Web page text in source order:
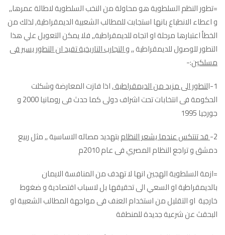
=تطور النظم السلطوية هو محاولة من النخب السلطوية لاطالة عمرها,,
و اعطاء الانطباع بانها استجابت للمطالب الشعبية الديمقراطية, لذلك من
الخطأ اعتبارها مرحلة او اتجاه للديمقراطية,, فلا يمكن التعويل علي هذا
التطور للوصول للديمقراطية ,,و التجارب التاريخية تفيد ان التطور يسير فى
مسلكين:-
1-ا لتطور الى مزيد من الديمقراطية, اذا فازت المعارضة وشكلت
الحكومة فى انتخابات تحت اشراف دولى كما حدث فى رومانيا 2000 و
جورجيا 1995
2- قد تنتكس عندما يشعر النظامبتهديد مصاله الاساسية ,, مثل ربيع
دمشق و تراجع النظام المصري فى عام 2010م
=ازمة السلطوية الهجين انها لا تهدف من المنافسة الايمان
بالديمقراطية او السعي الى تحقيقها بل لاسباب اقتصادية و ضغوط
خارجية او التقليل من استخدام العنف فى مواجهة المطالب الشعبية او
البحقث عن شرعية جديدة للمنطقة